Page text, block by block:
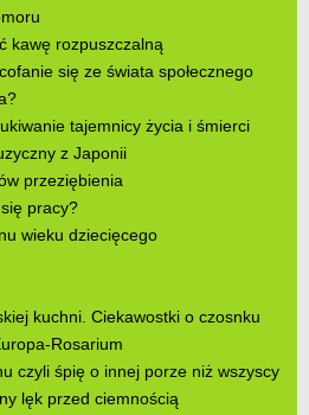
kawę rozpuszczalną
się ze świata społecznego
tajemnicy życia i śmierci
z Japonii
przeziębienia
pracy?
wieku dziecięcego
kuchni. Ciekawostki o czosnku
Rosarium
czyli śpię o innej porze niż wszyscy
lęk przed ciemnością